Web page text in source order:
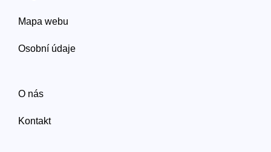
Mapa webu
Osobní údaje
O nás
Kontakt